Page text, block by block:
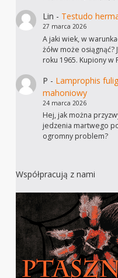
Lin - Testudo
27 marca 2026
A jaki wiek, w
żółw może osiągnąć?
roku 1965. Kupiony w
P - Lamprophis
mahoniowy
24 marca 2026
Hej, jak można
jedzenia martwego
ogromny problem?
Współpracują z nami